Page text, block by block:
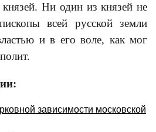
Ни один из князей не
всей русской земли
и в его воле, как мог
зависимости московской